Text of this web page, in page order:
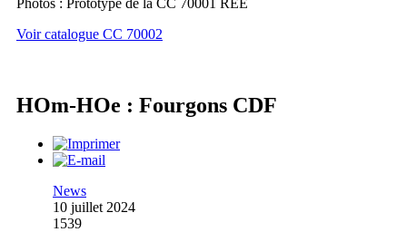
Voir catalogue CC 70002
HOm-HOe : Fourgons CDF
News
10 juillet 2024
1539